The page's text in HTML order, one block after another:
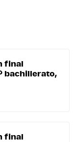
final
bachillerato,
final